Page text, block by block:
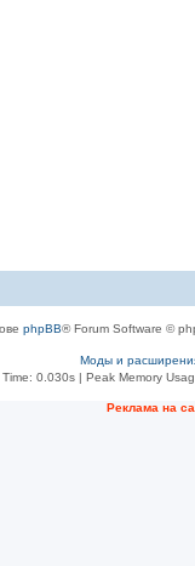
phpBB® Forum Software ©
Моды и
Time: 0.030s| Peak Memory
Рeклама на